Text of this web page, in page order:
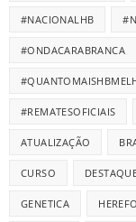
#NACIONALHB
#ONDACARABRANCA
#REMATESOFICIAIS
ATUALIZAÇÃO
CURSO
GENETICA